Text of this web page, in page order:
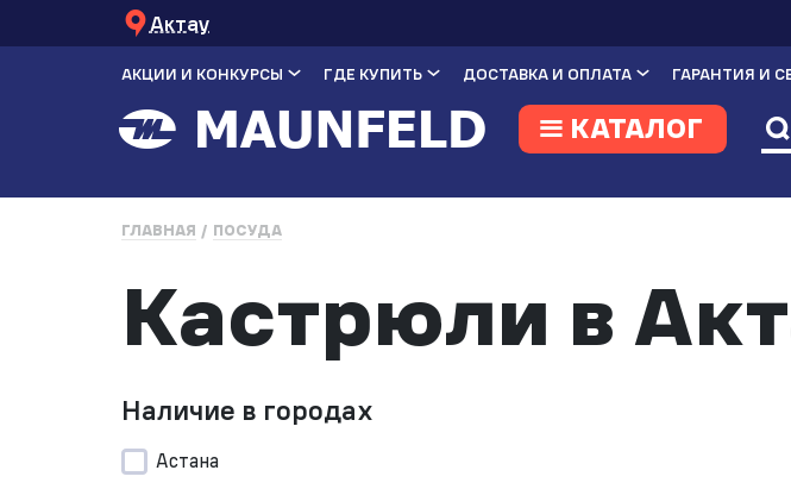
Актау
АКЦИИ И КОНКУРСЫ ГДЕ КУПИТЬ ДОСТАВКА И ОПЛАТА ГАРАНТИЯ И
КАТАЛОГ
ГЛАВНАЯ ПОСУДА
Кастрюли в
Наличие в городах
Астана